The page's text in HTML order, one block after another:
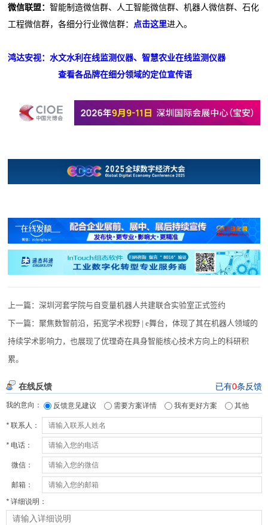
微信联盟：智能制造微信群、人工智能微信群、机器人微信群、石化
工程微信群，各细分行业微信群： 点击这里进入。
鸿达安视：水文水利在线监测仪器、智慧农业在线监测仪器
查看各品牌在细分领域的定位宣传语
上一篇：深圳河套学院与自变量机器人共建联合实验室正式签约
下一篇：聚焦数智前沿，拓宽学术视野 | e舞台，体现了其在机器人领域的
持续学术影响力，也展现了优理奇在具身智能核心技术方向上的科研积
累。